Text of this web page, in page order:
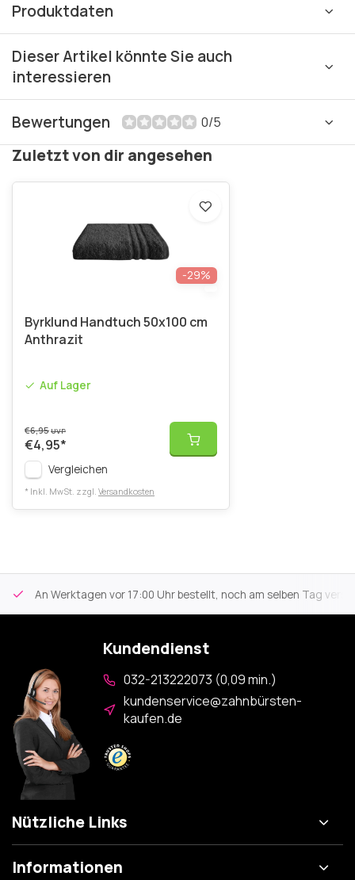
Produktdaten
Dieser Artikel könnte Sie auch
interessieren
Bewertungen 0/5
Zuletzt von dir angesehen
-29%
Byrklund Handtuch 50x100 cm
Anthrazit
Auf Lager
€6,95UVP
€4,95*
Vergleichen
* Inkl. MwSt. zzgl. Versandkosten
An Werktagen vor 17:00 Uhr bestellt, noch am selben Tag
Kundendienst
032-213222073 (0,09 min.)
kundenservice@zahnbürsten-
kaufen.de
Nützliche Links
Informationen